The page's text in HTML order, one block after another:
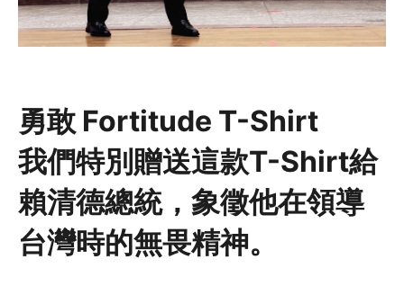
勇敢 Fortitude T-Shirt
我們特別贈送這款T-Shirt給
賴清德總統，象徵他在領導
台灣時的無畏精神。